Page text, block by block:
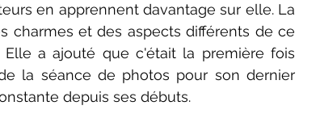
en apprennent davantage sur elle. La
charmes et des aspects différents de ce
a ajouté que c'était la première fois
la séance de photos pour son dernier
depuis ses débuts.